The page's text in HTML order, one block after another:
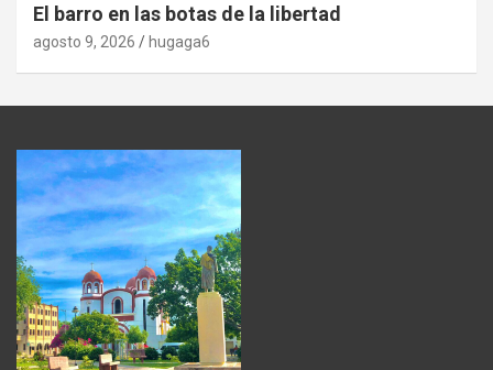
El barro en las botas de la libertad
agosto 9, 2026 hugaga6